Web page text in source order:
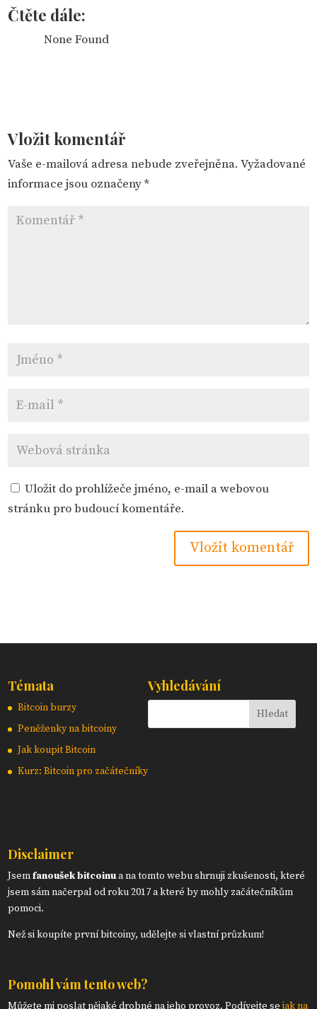
Čtěte dále:
None Found
Vložit komentář
Vaše e-mailová adresa nebude zveřejněna. Vyžadované
informace jsou označeny*
Uložit do prohlížeče jméno, e-mail a webovou
stránku pro budoucí komentáře.
Témata
Bitcoin burzy
Peněženky na bitcoiny
Jak koupit Bitcoin
Kurz: Bitcoin pro začátečníky
Vyhledávání
Disclaimer
Jsemfanoušek bitcoinua na tomto webu shrnuji zkušenosti, které
jsem sám načerpal od roku 2017 a které by mohly začátečníkům
pomoci.
Než si koupíte první bitcoiny, udělejte si vlastní průzkum!
Pomohl vám tento web?
Můžete mi poslat nějaké drobné na jeho provoz. Podívejte sejak na